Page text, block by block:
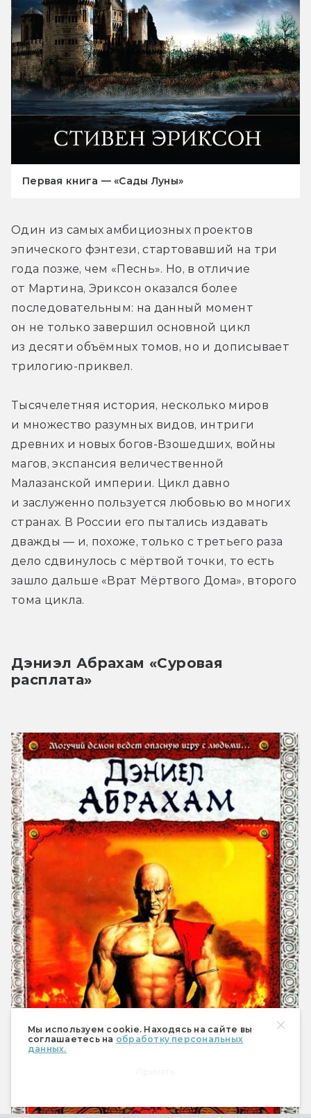
Мы используем cookie. Находясь на сайте вы
соглашаетесь на обработку персональных
данных.
Первая книга — «Сады Луны»
Один из самых амбициозных проектов
эпического фэнтези, стартовавший на три
года позже, чем «Песнь». Но, в отличие
от Мартина, Эриксон оказался более
последовательным: на данный момент
он не только завершил основной цикл
из десяти объёмных томов, но и дописывает
трилогию-приквел.
Тысячелетняя история, несколько миров
и множество разумных видов, интриги
древних и новых богов-Взошедших, войны
магов, экспансия величественной
Малазанской империи. Цикл давно
и заслуженно пользуется любовью во многих
странах. В России его пытались издавать
дважды — и, похоже, только с третьего раза
дело сдвинулось с мёртвой точки, то есть
зашло дальше «Врат Мёртвого Дома», второго
тома цикла.
Дэниэл Абрахам «Суровая
расплата»